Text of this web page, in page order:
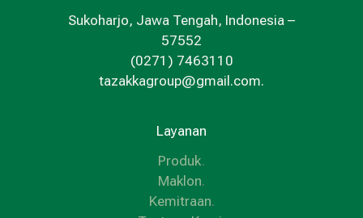
Sukoharjo, Jawa Tengah, Indonesia –
57552
(0271) 7463110
tazakkagroup@gmail.com.
Layanan
Produk.
Maklon.
Kemitraan.